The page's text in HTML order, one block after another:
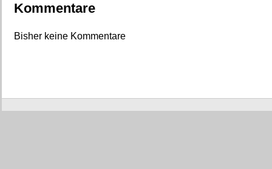
Kommentare
Bisher keine Kommentare